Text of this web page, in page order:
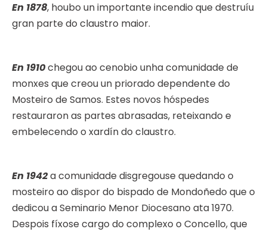
En 1878, houbo un importante incendio que destruíu
gran parte do claustro maior.
En 1910chegou ao cenobio unha comunidade de
monxes que creou un priorado dependente do
Mosteiro de Samos. Estes novos hóspedes
restauraron as partes abrasadas, reteixando e
embelecendo o xardín do claustro.
En 1942a comunidade disgregouse quedando o
mosteiro ao dispor do bispado de Mondoñedo que o
dedicou a Seminario Menor Diocesano ata 1970.
Despois fíxose cargo do complexo o Concello, que